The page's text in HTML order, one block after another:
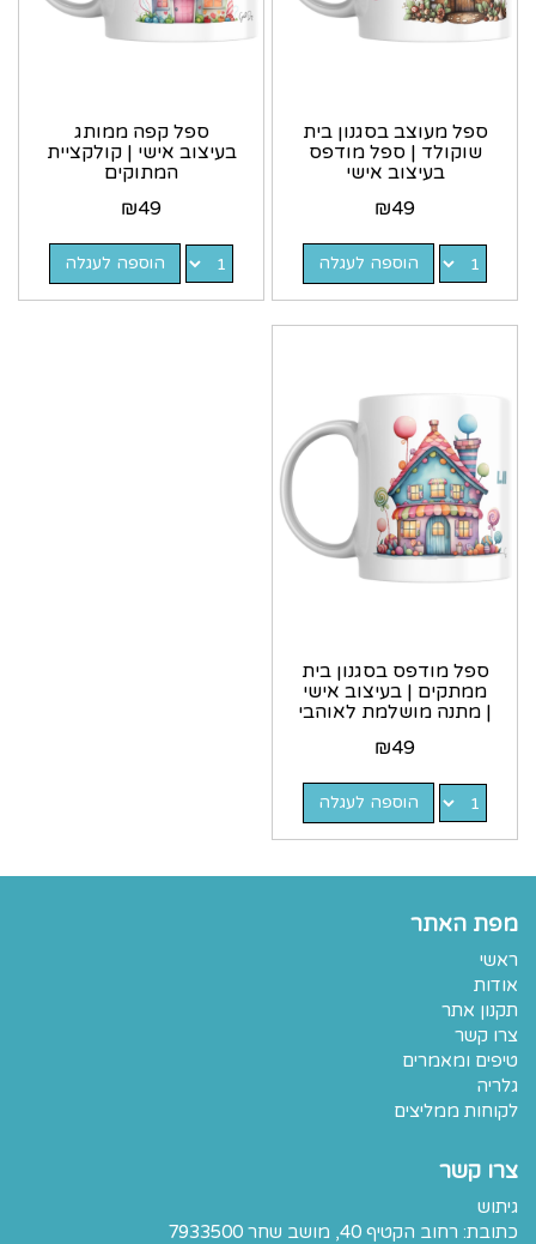
ספל מעוצב בסגנון בית
שוקולד | ספל מודפס
בעיצוב אישי
₪49
הוספה לעגלה
ספל קפה ממותג
בעיצוב אישי | קולקציית
המתוקים
₪49
הוספה לעגלה
ספל מודפס בסגנון בית
ממתקים | בעיצוב אישי
| מתנה מושלמת לאוהבי
₪49
הוספה לעגלה
מפת האתר
ראשי
אודות
תקנון אתר
צרו קשר
טיפים ומאמרים
גלריה
לקוחות ממליצים
צרו קשר
גיתוש
כתובת: רחוב הקטיף 40, מושב שחר 7933500